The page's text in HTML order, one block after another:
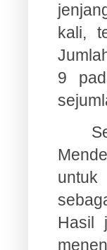
kali,
9
Hasil